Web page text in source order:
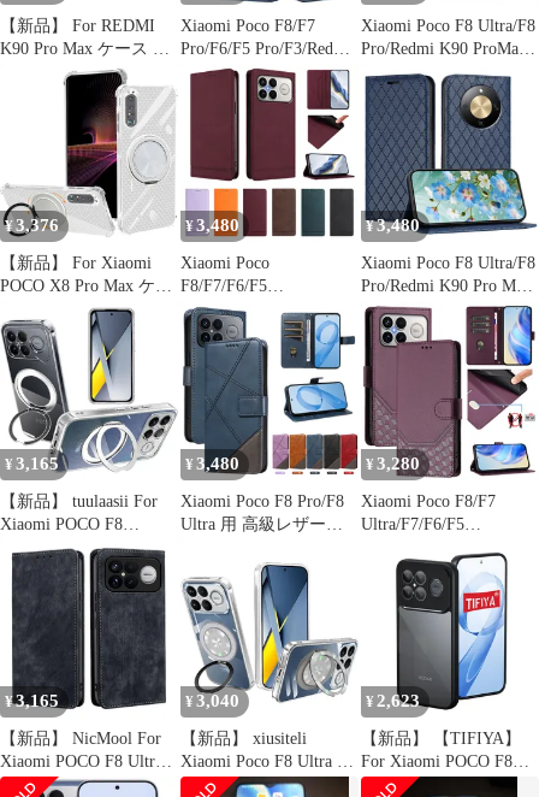
【新品】 For REDMI
K90 Pro Max ケース 保
護カバー クリア 軽量
柔軟 指紋防止 黄変防止
擦り傷防止 レンズ保護
着脱簡単 TPU REDMI
K90 Pro Max ケース(ク
リア) 1
Xiaomi Poco F8/F7
Pro/F6/F5 Pro/F3/Redmi
K90 Pro Max用 マグネ
ット式スマホケース
Xiaomi Poco F8 Ultra/F8
Pro/Redmi K90 ProMax
用 レザー マグネット式
フリップケース
¥ 3,376
【新品】 For Xiaomi
POCO X8 Pro Max ケー
ス TPU MagSafe対応
360度回転スタンド 縦
横両対応 透明 redmi
turbo5 max カバー 米軍
規格 耐衝撃 マグセーフ
防指紋 リング マグネッ
ト搭載 カメラ保護 マグ
¥3,480
Xiaomi Poco
F8/F7/F6/F5
Pro/F3/Redmi K90 Pro
Max 用 マグネット式レ
ザーケース
¥3,480
Xiaomi Poco F8 Ultra/F8
Pro/Redmi K90 Pro Max
用 磁気レザーフリップ
ウォレットケース
¥ 3,165
【新品】 tuulaasii For
Xiaomi POCO F8
Ultra/Redmi K90 ProMax
用 ケース クリア 透明
リング付き スタンド機
能 縦横両対応 マグネッ
ト搭載 薄型 TPU シリ
コン 軽量 落下防止 衝
¥ 3,480
Xiaomi Poco F8 Pro/F8
Ultra 用 高級レザーフ
¥ 3,280
Xiaomi Poco F8/F7
Ultra/F7/F6/F5
ネット式レザーフリッ
プウォレットケース
¥3,165
【新品】 NicMool For
Xiaomi POCO F8 Ultra
5G / For Xiaomi Redmi
¥ 3,040
【新品】 xiusiteli
Xiaomi Poco F8 Ultra 用
ケース クリア 多機能
¥ 2,623
【新品】 【TIFIYA】
For Xiaomi POCO F8
Ultra/Redmi K90 Pro